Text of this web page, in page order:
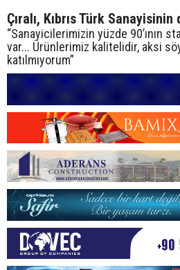
Çıralı, Kıbrıs Türk
“Sanayicilerimizin yüzde 90’ının
var... Ürünlerimiz kalitelidir, aksi
katılmıyorum”